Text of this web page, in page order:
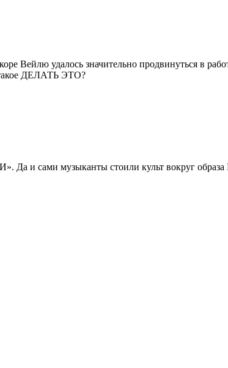
Вейлю удалось значительно продвинуться в
ДЕЛАТЬ ЭТО?
Да и сами музыканты стоили культ вокруг